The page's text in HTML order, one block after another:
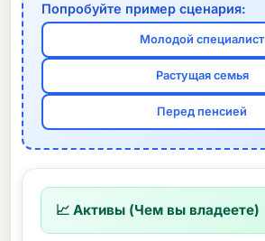
Попробуйте пример сценария:
Молодой специалист
Растущая семья
Перед пенсией
📈 Активы (Чем вы владеете)